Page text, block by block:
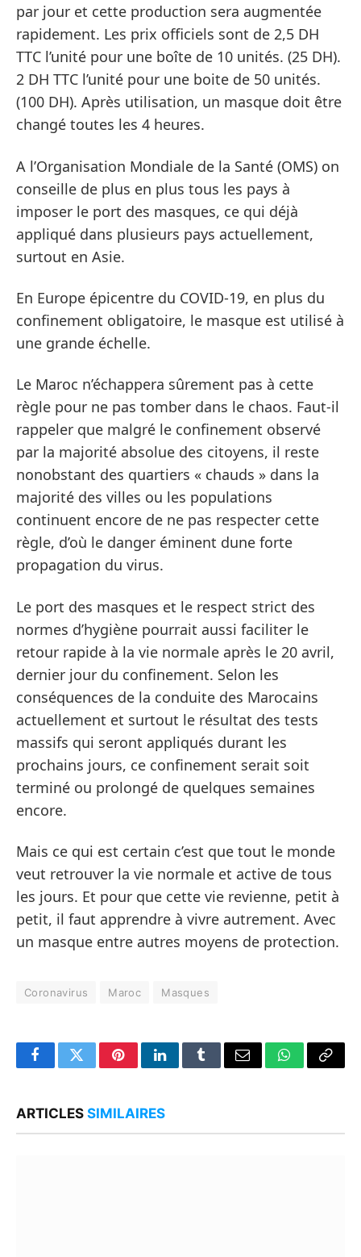
par jour et cette production sera augmentée
rapidement. Les prix officiels sont de 2,5 DH
TTC l’unité pour une boîte de 10 unités. (25 DH).
2 DH TTC l’unité pour une boite de 50 unités.
(100 DH). Après utilisation, un masque doit être
changé toutes les 4 heures.
A l’Organisation Mondiale de la Santé (OMS) on
conseille de plus en plus tous les pays à
imposer le port des masques, ce qui déjà
appliqué dans plusieurs pays actuellement,
surtout en Asie.
En Europe épicentre du COVID-19, en plus du
confinement obligatoire, le masque est utilisé à
une grande échelle.
Le Maroc n’échappera sûrement pas à cette
règle pour ne pas tomber dans le chaos. Faut-il
rappeler que malgré le confinement observé
par la majorité absolue des citoyens, il reste
nonobstant des quartiers « chauds » dans la
majorité des villes ou les populations
continuent encore de ne pas respecter cette
règle, d’où le danger éminent dune forte
propagation du virus.
Le port des masques et le respect strict des
normes d’hygiène pourrait aussi faciliter le
retour rapide à la vie normale après le 20 avril,
dernier jour du confinement. Selon les
conséquences de la conduite des Marocains
actuellement et surtout le résultat des tests
massifs qui seront appliqués durant les
prochains jours, ce confinement serait soit
terminé ou prolongé de quelques semaines
encore.
Mais ce qui est certain c’est que tout le monde
veut retrouver la vie normale et active de tous
les jours. Et pour que cette vie revienne, petit à
petit, il faut apprendre à vivre autrement. Avec
un masque entre autres moyens de protection.
Coronavirus Maroc Masques
FacebookTwitterPinterestLinkedInTumblrEmail WhatsApp
Copy
ARTICLES SIMILAIRES